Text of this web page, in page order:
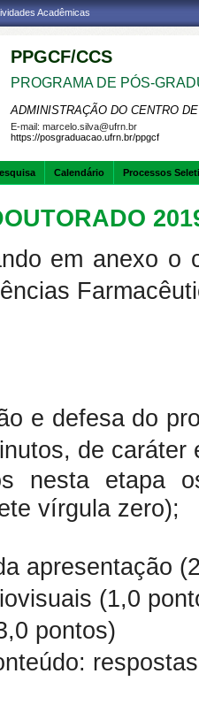
Acadêmicas
PPGCF/CCS
PROGRAMA DE PÓS-
ADMINISTRAÇÃO DO CENTRO
E-mail: marcelo.silva@ufrn.br
https://posgraduacao.ufrn.br/ppgcf
Calendário Processos
em anexo o
e defesa do
de caráter
nesta etapa
vírgula zero);
apresentação
(1,0
pontos)